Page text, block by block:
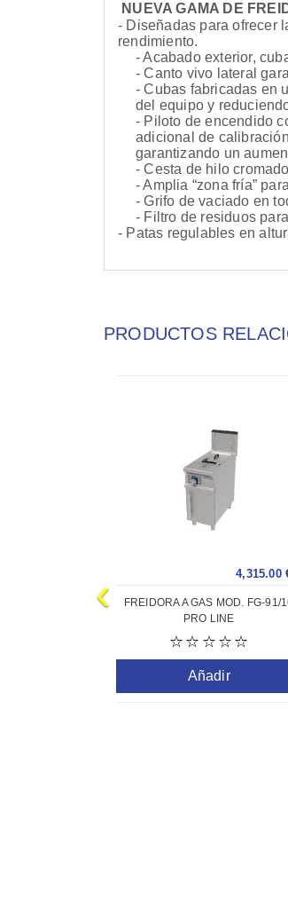
NUEVA GAMA DE
- Diseñadas para ofrecer
rendimiento.
- Acabado exterior,
- Canto vivo lateral
- Cubas fabricadas en
del equipo y
- Piloto de encendido
adicional de
garantizando un
- Cesta de hilo
- Amplia “zona fría”
- Grifo de vaciado en
- Filtro de residuos
- Patas regulables en
PRODUCTOS
4,315.00
FREIDORA A GAS MOD. FG-91/
PRO LINE
Añadir